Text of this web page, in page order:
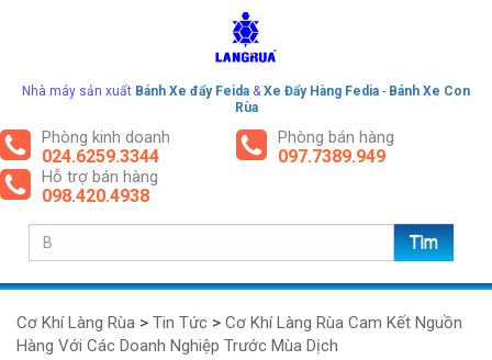
Nhà máy sản xuất Bánh Xe đẩy Feida & Xe Đẩy Hàng Fedia - Bánh Xe Con
Rùa
Phòng kinh doanh
024.6259.3344
Phòng bán hàng
097.7389.949
Hỗ trợ bán hàng
098.420.4938
Cơ Khí Làng Rùa > Tin Tức > Cơ Khí Làng Rùa Cam Kết Nguồn
Hàng Với Các Doanh Nghiệp Trước Mùa Dịch